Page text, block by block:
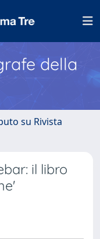
della
su Rivista
il libro